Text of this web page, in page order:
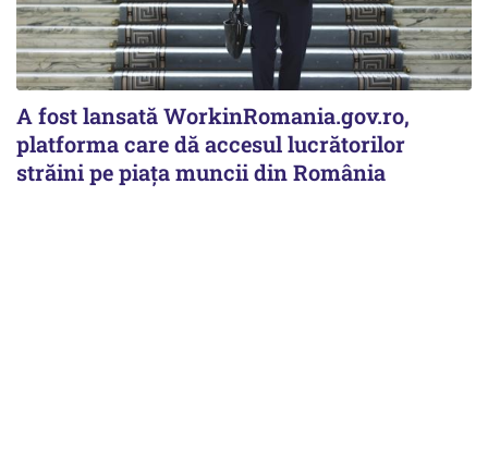
A fost lansată WorkinRomania.gov.ro,
platforma care dă accesul lucrătorilor
străini pe piața muncii din România